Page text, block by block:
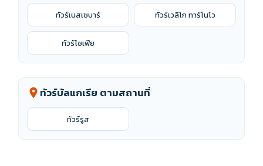
ทัวร์เนสเซบาร์ ทัวร์เวลิโก ทาร์โนโว
ทัวร์โซเฟีย
location_on ทัวร์บัลแกเรีย ตามสถานที่
ทัวร์รูส